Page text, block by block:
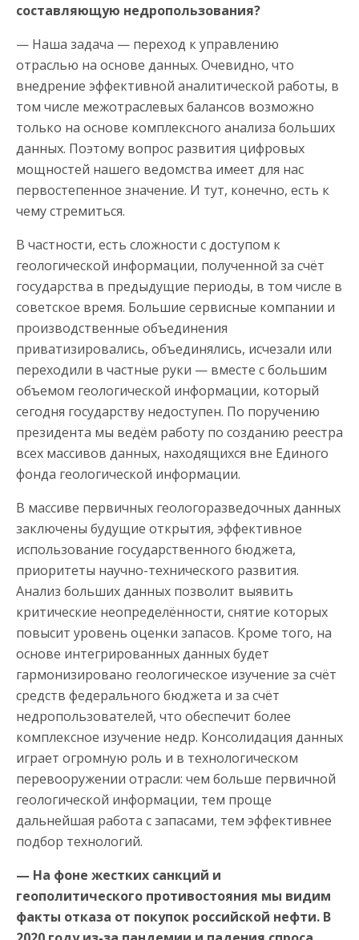
составляющую недропользования?
— Наша задача — переход к управлению
отраслью на основе данных. Очевидно, что
внедрение эффективной аналитической работы, в
том числе межотраслевых балансов возможно
только на основе комплексного анализа больших
данных. Поэтому вопрос развития цифровых
мощностей нашего ведомства имеет для нас
первостепенное значение. И тут, конечно, есть к
чему стремиться.
В частности, есть сложности с доступом к
геологической информации, полученной за счёт
государства в предыдущие периоды, в том числе в
советское время. Большие сервисные компании и
производственные объединения
приватизировались, объединялись, исчезали или
переходили в частные руки — вместе с большим
объемом геологической информации, который
сегодня государству недоступен. По поручению
президента мы ведём работу по созданию реестра
всех массивов данных, находящихся вне Единого
фонда геологической информации.
В массиве первичных геологоразведочных данных
заключены будущие открытия, эффективное
использование государственного бюджета,
приоритеты научно-технического развития.
Анализ больших данных позволит выявить
критические неопределённости, снятие которых
повысит уровень оценки запасов. Кроме того, на
основе интегрированных данных будет
гармонизировано геологическое изучение за счёт
средств федерального бюджета и за счёт
недропользователей, что обеспечит более
комплексное изучение недр. Консолидация данных
играет огромную роль и в технологическом
перевооружении отрасли: чем больше первичной
геологической информации, тем проще
дальнейшая работа с запасами, тем эффективнее
подбор технологий.
— На фоне жестких санкций и
геополитического противостояния мы видим
факты отказа от покупок российской нефти. В